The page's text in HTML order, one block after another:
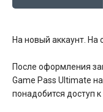
На новый аккаунт.
После оформления
Game Pass Ultimate
понадобится доступ к